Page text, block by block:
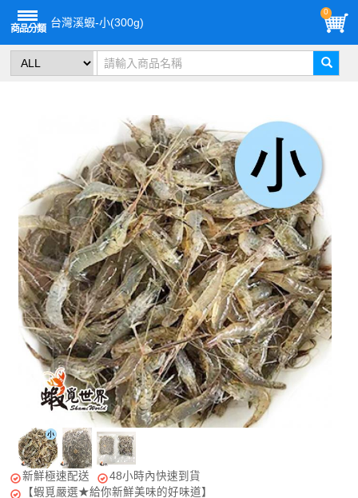
台灣溪蝦-小(300g)
0
新鮮極速配送
48小時內快速到貨
【蝦覓嚴選★給你新鮮美味的好味道】